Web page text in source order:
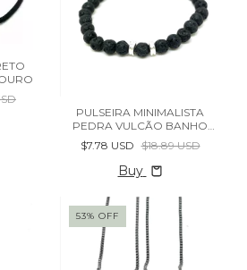
PULSEIRA MINIMALISTA
PEDRA VULCÃO BANHO
PRATA
$7.78 USD $18.89 USD
Buy
53% OFF